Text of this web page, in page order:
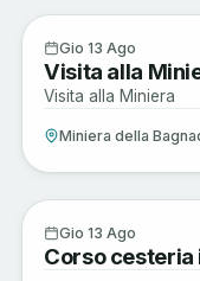
Sagre e Tradizioni
Gio 13 Ago
Visita alla
Visita alla Miniera
Miniera della
Arte e Cultura
Gio 13 Ago
Corso cesteria